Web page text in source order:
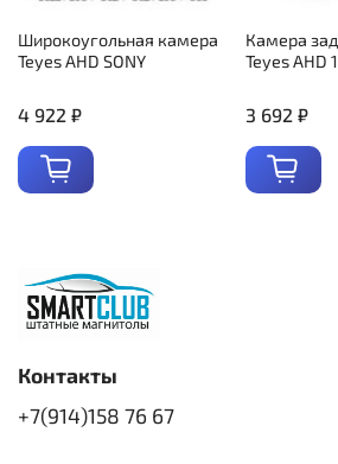
Широкоугольная камера
Teyes AHD SONY
4 922 ₽
Камера
Teyes AHD
3 692 ₽
Контакты
+7(914)158 76 67